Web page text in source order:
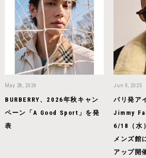
May 28, 2026
BURBERRY、2026年秋キャン
ペーン「A Good Sport」を発
表
Jun 9, 2025
パリ発ア
Jimmy
6/18（水
メンズ館
アップ開